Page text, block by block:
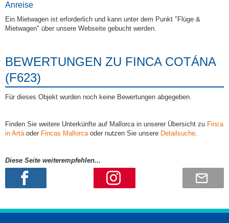
Anreise
Ein Mietwagen ist erforderlich und kann unter dem Punkt "Flüge &
Mietwagen" über unsere Webseite gebucht werden.
BEWERTUNGEN ZU FINCA COTÁNA
(F623)
Für dieses Objekt wurden noch keine Bewertungen abgegeben.
Finden Sie weitere Unterkünfte auf Mallorca in unserer Übersicht zu Finca
in Artáoder Fincas Mallorcaoder nutzen Sie unsere Detailsuche.
Diese Seite weiterempfehlen...